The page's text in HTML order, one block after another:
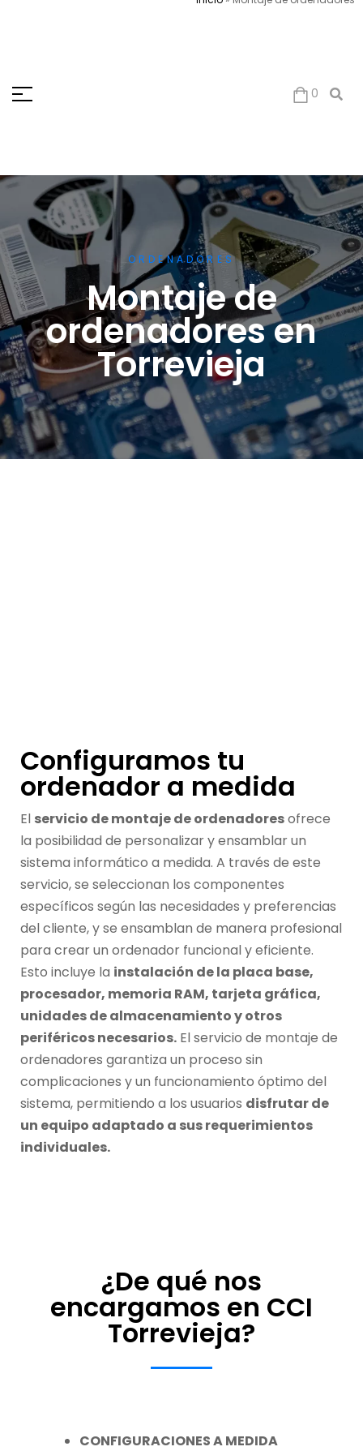
0
ORDENADORES
Montaje de
ordenadores en
Torrevieja
Configuramos tu
ordenador a medida
El servicio de montaje de ordenadoresofrece
la posibilidad de personalizar y ensamblar un
sistema informático a medida. A través de este
servicio, se seleccionan los componentes
específicos según las necesidades y preferencias
del cliente, y se ensamblan de manera profesional
para crear un ordenador funcional y eficiente.
Esto incluye la instalación de la placa base,
procesador, memoria RAM, tarjeta gráfica,
unidades de almacenamiento y otros
periféricos necesarios. El servicio de montaje de
ordenadores garantiza un proceso sin
complicaciones y un funcionamiento óptimo del
sistema, permitiendo a los usuarios disfrutar de
un equipo adaptado a sus requerimientos
individuales.
¿De qué nos
encargamos en CCI
Torrevieja?
CONFIGURACIONES A MEDIDA